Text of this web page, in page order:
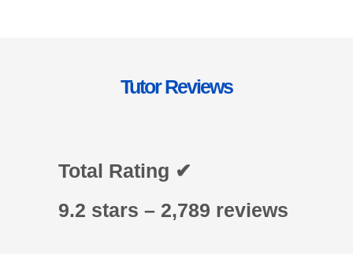
Tutor Reviews
Total Rating ✔
9.2 stars – 2,789 reviews